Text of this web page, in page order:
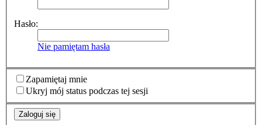
Hasło:
Nie pamiętam hasła
Zapamiętaj mnie
Ukryj mój status podczas tej sesji